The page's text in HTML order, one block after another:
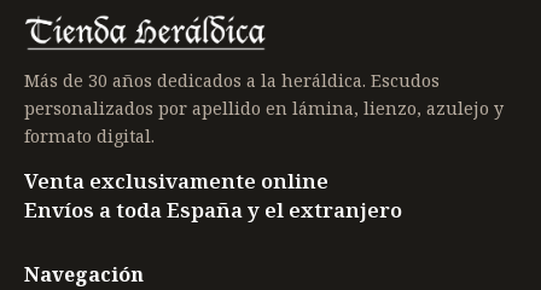
Más de 30 años dedicados a la heráldica. Escudos
personalizados por apellido en lámina, lienzo, azulejo y
formato digital.
Venta exclusivamente online
Envíos a toda España y el extranjero
Navegación